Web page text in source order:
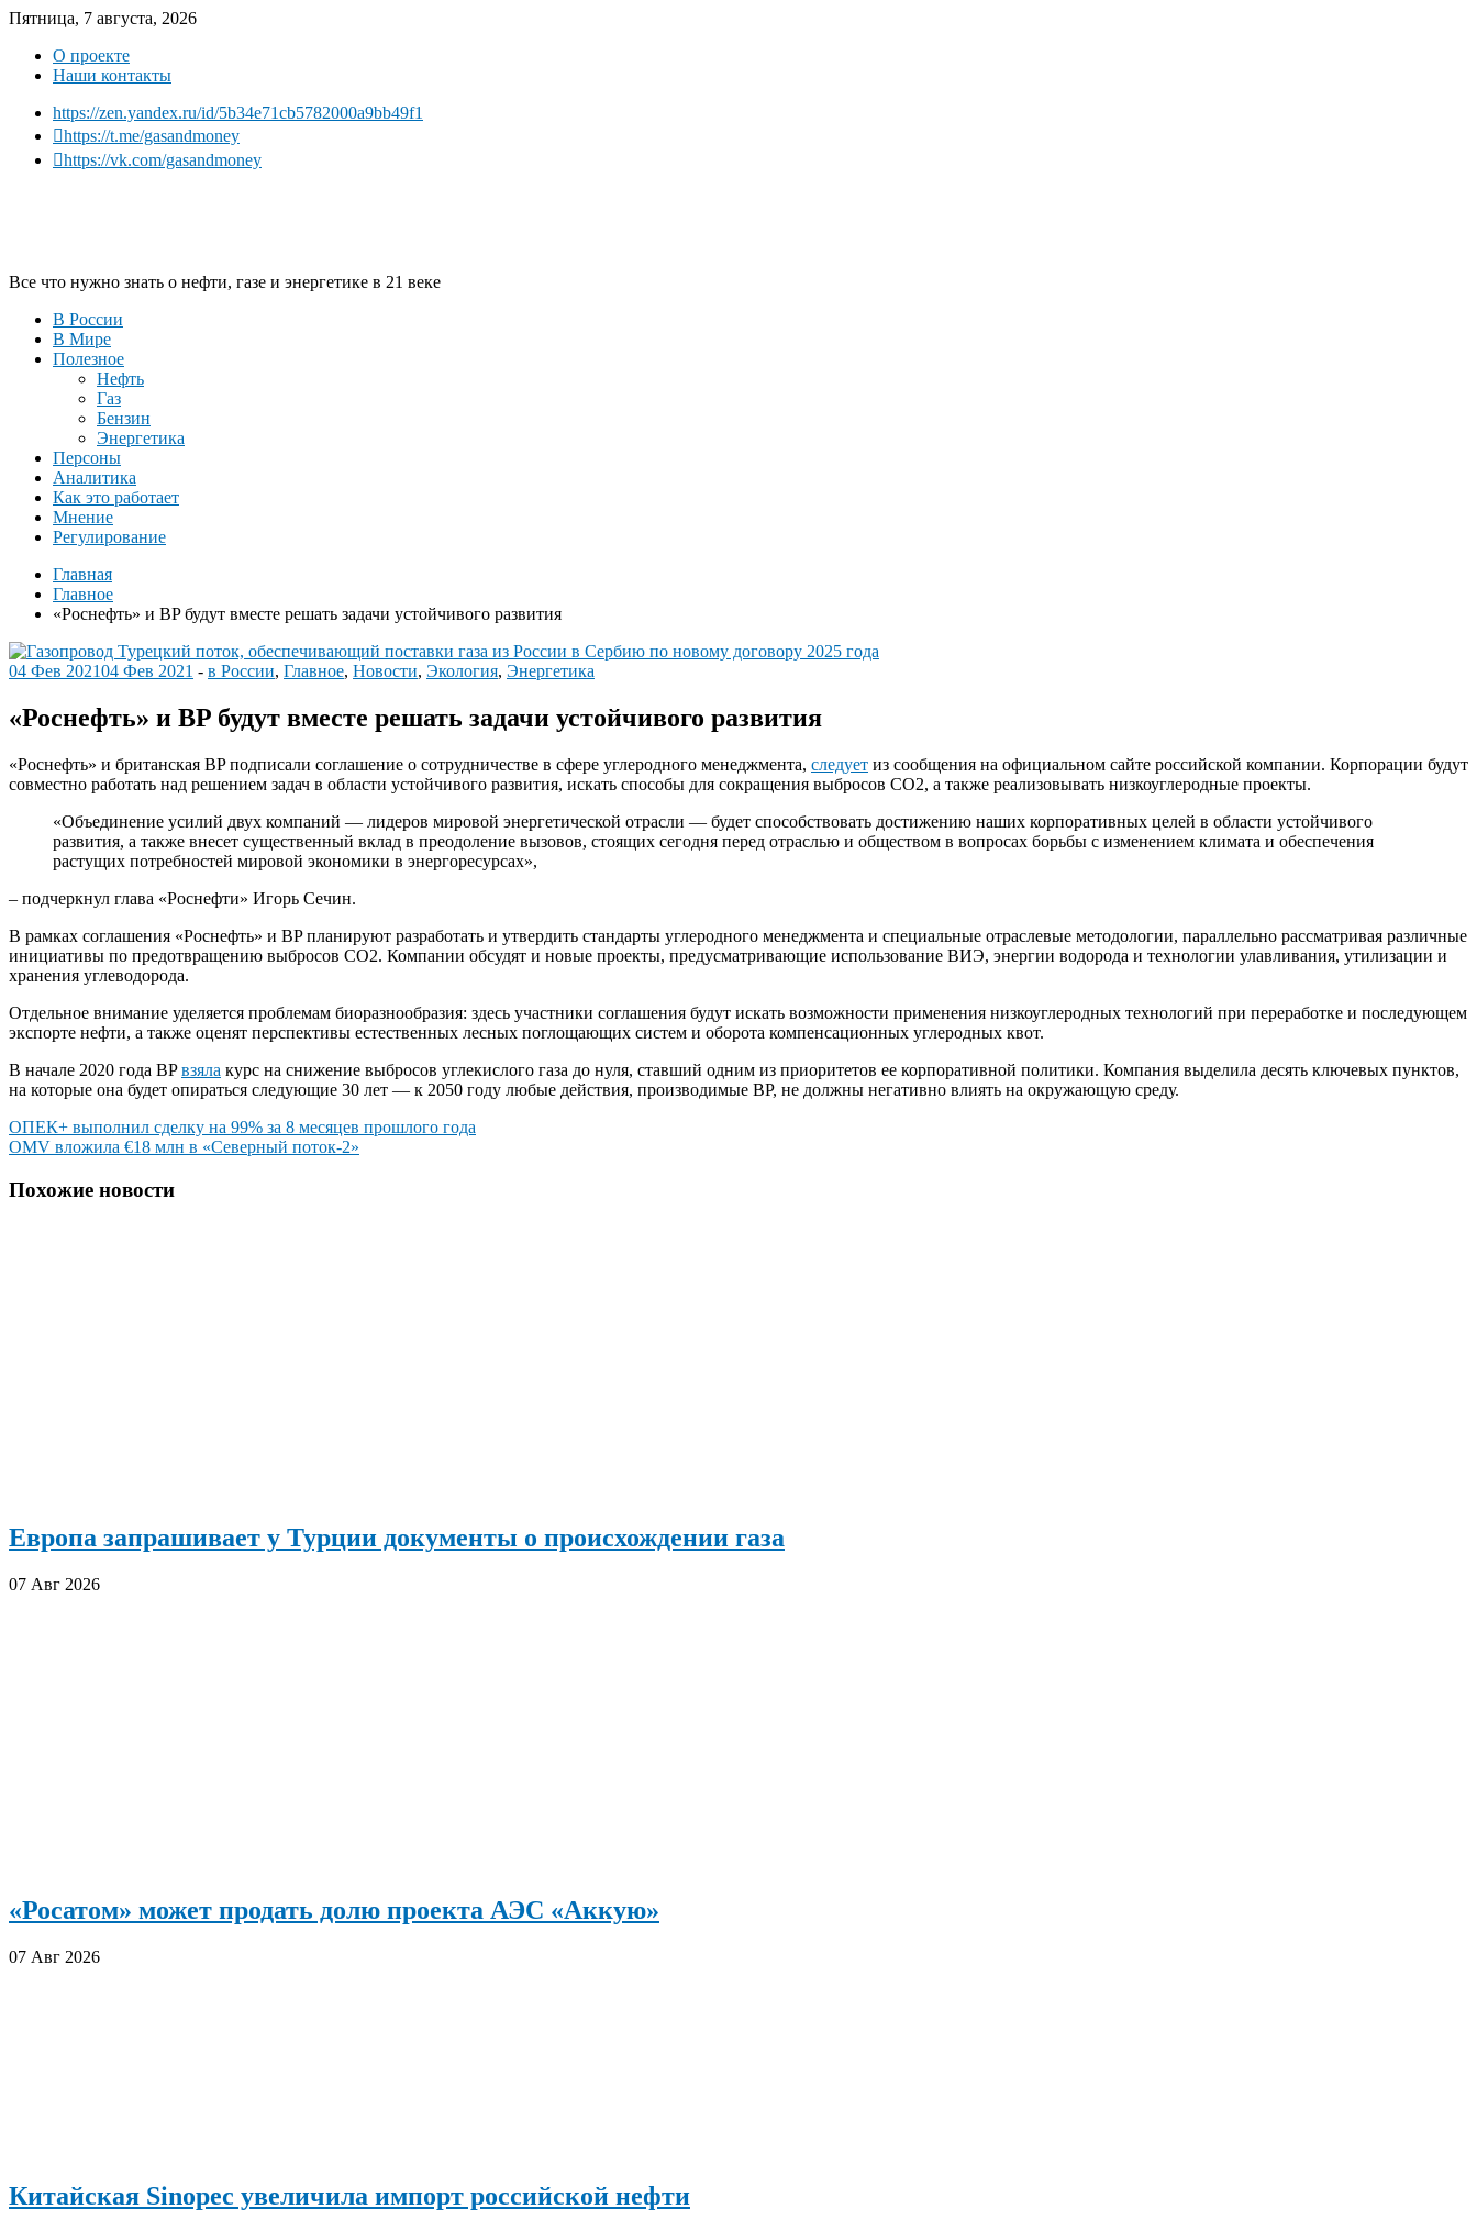
Пятница, 7 августа, 2026
О проекте
Наши контакты
https://zen.yandex.ru/id/5b34e71cb5782000a9bb49f1
https://t.me/gasandmoney
https://vk.com/gasandmoney
Все что нужно знать о нефти, газе и энергетике в 21 веке
В России
В Мире
Полезное
Нефть
Газ
Бензин
Энергетика
Персоны
Аналитика
Как это работает
Мнение
Регулирование
Главная
Главное
«Роснефть» и BP будут вместе решать задачи устойчивого развития
04 Фев 202104 Фев 2021 - в России, Главное, Новости, Экология, Энергетика
«Роснефть» и BP будут вместе решать задачи устойчивого развития
«Роснефть» и британская BP подписали соглашение о сотрудничестве в сфере углеродного менеджмента, следует из сообщения на официальном сайте российской компании. Корпорации будут
совместно работать над решением задач в области устойчивого развития, искать способы для сокращения выбросов CO2, а также реализовывать низкоуглеродные проекты.
«Объединение усилий двух компаний — лидеров мировой энергетической отрасли — будет способствовать достижению наших корпоративных целей в области устойчивого
развития, а также внесет существенный вклад в преодоление вызовов, стоящих сегодня перед отраслью и обществом в вопросах борьбы с изменением климата и обеспечения
растущих потребностей мировой экономики в энергоресурсах»,
– подчеркнул глава «Роснефти» Игорь Сечин.
В рамках соглашения «Роснефть» и BP планируют разработать и утвердить стандарты углеродного менеджмента и специальные отраслевые методологии, параллельно рассматривая различные
инициативы по предотвращению выбросов CO2. Компании обсудят и новые проекты, предусматривающие использование ВИЭ, энергии водорода и технологии улавливания, утилизации и
хранения углеводорода.
Отдельное внимание уделяется проблемам биоразнообразия: здесь участники соглашения будут искать возможности применения низкоуглеродных технологий при переработке и последующем
экспорте нефти, а также оценят перспективы естественных лесных поглощающих систем и оборота компенсационных углеродных квот.
В начале 2020 года BPвзяла курс на снижение выбросов углекислого газа до нуля, ставший одним из приоритетов ее корпоративной политики. Компания выделила десять ключевых пунктов,
на которые она будет опираться следующие 30 лет — к 2050 году любые действия, производимые BP, не должны негативно влиять на окружающую среду.
Навигация
по
записям
ОПЕК+ выполнил сделку на 99% за 8 месяцев прошлого года
OMV вложила €18 млн в «Северный поток-2»
Похожие новости
Европа запрашивает у Турции документы о происхождении газа
07 Авг 2026
«Росатом» может продать долю проекта АЭС «Аккую»
07 Авг 2026
Китайская Sinopec увеличила импорт российской нефти